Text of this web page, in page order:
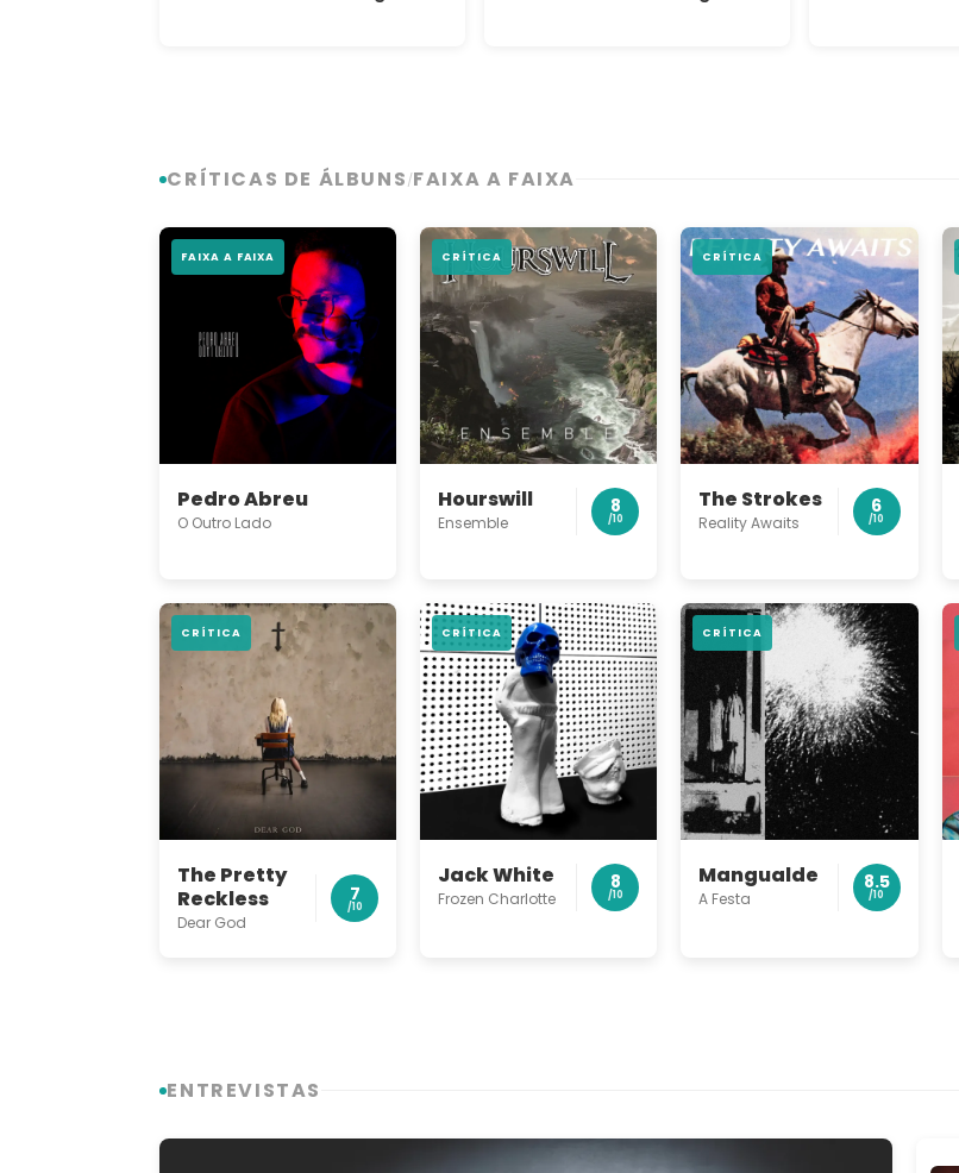
CRÍTICAS DE ÁLBUNS/FAIXA A FAIXA
FAIXA A FAIXA
Pedro Abreu
O Outro Lado
CRÍTICA
Hourswill
Ensemble
8
/10
CRÍTICA
The Strokes
Reality Awaits
6
/10
CRÍTICA
The Pretty
Reckless
Dear God
7
/10
CRÍTICA
Jack White
Frozen Charlotte
8
/10
CRÍTICA
Mangualde
A Festa
8.5
/10
ENTREVISTAS